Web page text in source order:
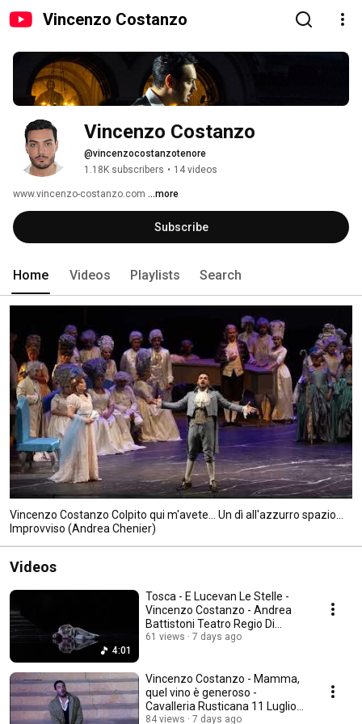
Vincenzo Costanzo
Vincenzo Costanzo
@vincenzocostanzotenore
1.18K subscribers • 14 videos
www.vincenzo-costanzo.com ...more
Subscribe
Home Videos Playlists Search
Vincenzo Costanzo Colpito qui m'avete... Un dì all'azzurro spazio...
Improvviso (Andrea Chenier)
Videos
4:01
Tosca - E Lucevan Le Stelle -
Vincenzo Costanzo - Andrea
Battistoni Teatro Regio Di
Torino
61 views 7 days ago
Vincenzo Costanzo - Mamma,
quel vino è generoso -
Cavalleria Rusticana 11 Luglio
2026
84 views 7 days ago